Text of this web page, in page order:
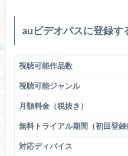
auビデオパスに登録す
視聴可能作品数
視聴可能ジャンル
月額料金（税抜き）
無料トライアル期間（初回登録
対応ディバイス